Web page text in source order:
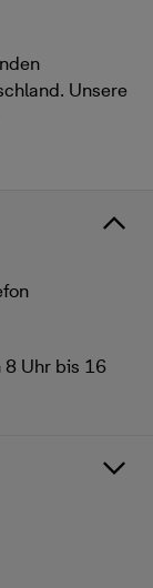
Unsere
8 Uhr bis 16